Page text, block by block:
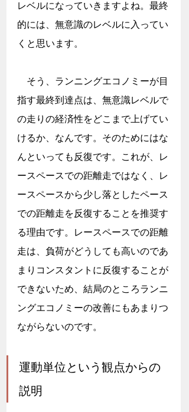
レベルになっていきますよね。最終
的には、無意識のレベルに入ってい
くと思います。
そう、ランニングエコノミーが目
指す最終到達点は、無意識レベルで
の走りの経済性をどこまで上げてい
けるか、なんです。そのためにはな
んといっても反復です。これが、レ
ースペースでの距離走ではなく、レ
ースペースから少し落としたペース
での距離走を反復することを推奨す
る理由です。レースペースでの距離
走は、負荷がどうしても高いのであ
まりコンスタントに反復することが
できないため、結局のところランニ
ングエコノミーの改善にもあまりつ
ながらないのです。
運動単位という観点からの
説明